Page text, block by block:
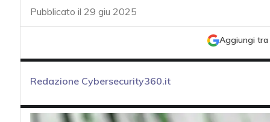
Pubblicato il 29 giu 2025
Aggiungi tra
Redazione Cybersecurity360.it